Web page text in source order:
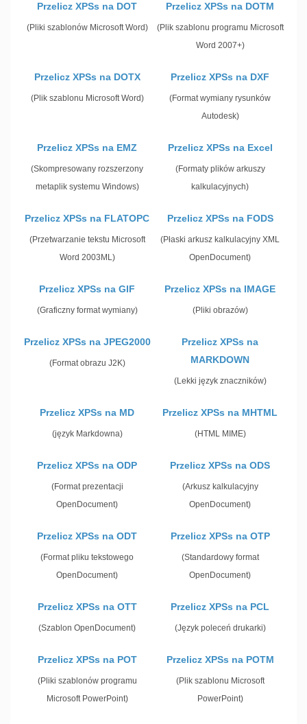
Przelicz XPSs na DOT
(Pliki szablonów Microsoft Word)
Przelicz XPSs na DOTM
(Plik szablonu programu Microsoft
Word 2007+)
Przelicz XPSs na DOTX
(Plik szablonu Microsoft Word)
Przelicz XPSs na DXF
(Format wymiany rysunków
Autodesk)
Przelicz XPSs na EMZ
(Skompresowany rozszerzony
metaplik systemu Windows)
Przelicz XPSs na Excel
(Formaty plików arkuszy
kalkulacyjnych)
Przelicz XPSs na FLATOPC
(Przetwarzanie tekstu Microsoft
Word 2003ML)
Przelicz XPSs na FODS
(Płaski arkusz kalkulacyjny XML
OpenDocument)
Przelicz XPSs na GIF
(Graficzny format wymiany)
Przelicz XPSs na IMAGE
(Pliki obrazów)
Przelicz XPSs na JPEG2000
(Format obrazu J2K)
Przelicz XPSs na
MARKDOWN
(Lekki język znaczników)
Przelicz XPSs na MD
(język Markdowna)
Przelicz XPSs na MHTML
(HTML MIME)
Przelicz XPSs na ODP
(Format prezentacji
OpenDocument)
Przelicz XPSs na ODS
(Arkusz kalkulacyjny
OpenDocument)
Przelicz XPSs na ODT
(Format pliku tekstowego
OpenDocument)
Przelicz XPSs na OTP
(Standardowy format
OpenDocument)
Przelicz XPSs na OTT
(Szablon OpenDocument)
Przelicz XPSs na PCL
(Język poleceń drukarki)
Przelicz XPSs na POT
(Pliki szablonów programu
Microsoft PowerPoint)
Przelicz XPSs na POTM
(Plik szablonu Microsoft
PowerPoint)